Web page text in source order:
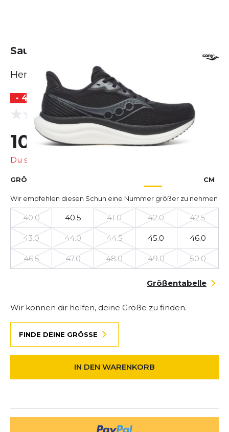
Saucony Triumph 23 - breit (2E)
Herren
- 42 %
BESTSELLER
0.0 (0 Bewertungen)
109,99 € 190,00 €
Du sparst
GRÖSSE AUSWÄHLEN CM
Wir empfehlen diesen Schuh eine Nummer größer zu nehmen
40.0 40.5 41.0 42.0 42.5
43.0 44.0 44.5 45.0 46.0
46.5 47.0 48.0 49.0 50.0
Größentabelle
Wir können dir helfen, deine Größe zu finden.
FINDE DEINE GRÖSSE
IN DEN WARENKORB